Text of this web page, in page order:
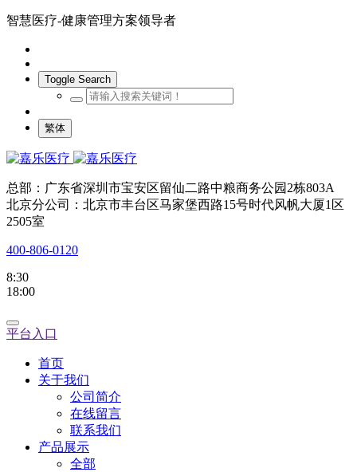
智慧医疗-健康管理方案领导者
Toggle Search
繁体
总部：广东省深圳市宝安区留仙二路中粮商务公园2栋803A
北京分公司：北京市丰台区马家堡西路15号时代风帆大厦1区
2505室
400-806-0120
8:30
18:00
平台入口
首页
关于我们
公司简介
在线留言
联系我们
产品展示
全部